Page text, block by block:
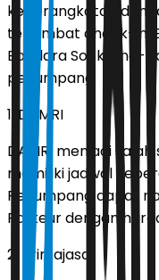
keberangkatan
terlambat check-in.
Bandara Soekarno-
penumpang.
1. DAMRI
DAMRI menjadi
memiliki jadwal
Penumpang dapat
Pasteur dengan
2. Primajasa